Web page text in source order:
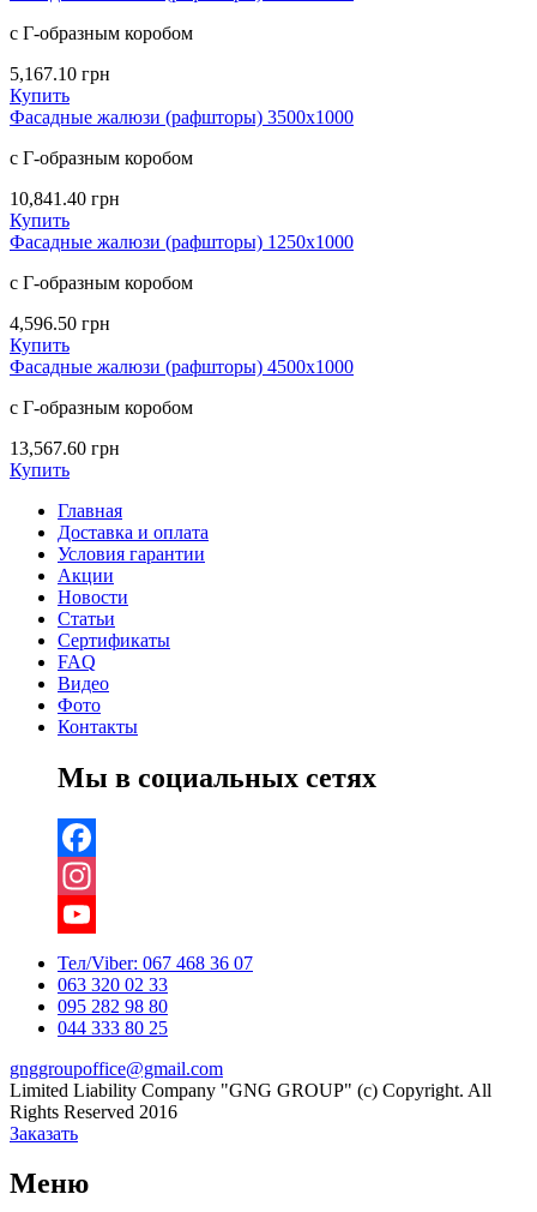
с Г-образным коробом
5,167.10 грн
Купить
Фасадные жалюзи (рафшторы) 3500х1000
с Г-образным коробом
10,841.40 грн
Купить
Фасадные жалюзи (рафшторы) 1250х1000
с Г-образным коробом
4,596.50 грн
Купить
Фасадные жалюзи (рафшторы) 4500х1000
с Г-образным коробом
13,567.60 грн
Купить
Главная
Доставка и оплата
Условия гарантии
Акции
Новости
Статьи
Сертификаты
FAQ
Видео
Фото
Контакты
Мы в социальных сетях
Facebook
Instagram
YouTube
Channel
Тел/Viber: 067 468 36 07
063 320 02 33
095 282 98 80
044 333 80 25
gnggroupoffice@gmail.com
Limited Liability Company "GNG GROUP" (c) Copyright. All
Rights Reserved 2016
Заказать
Меню